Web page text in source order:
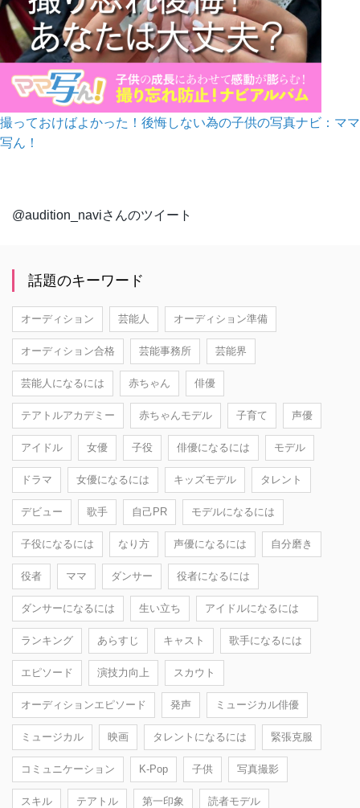
撮っておけばよかった！後悔しない為の子供の写真ナビ：ママ
写ん！
@audition_naviさんのツイート
話題のキーワード
オーディション 芸能人 オーディション準備
オーディション合格 芸能事務所 芸能界
芸能人になるには 赤ちゃん 俳優
テアトルアカデミー 赤ちゃんモデル 子育て 声優
アイドル 女優 子役 俳優になるには モデル
ドラマ 女優になるには キッズモデル タレント
デビュー 歌手 自己PR モデルになるには
子役になるには なり方 声優になるには 自分磨き
役者 ママ ダンサー 役者になるには
ダンサーになるには 生い立ち アイドルになるには
ランキング あらすじ キャスト 歌手になるには
エピソード 演技力向上 スカウト
オーディションエピソード 発声 ミュージカル俳優
ミュージカル 映画 タレントになるには 緊張克服
コミュニケーション K-Pop 子供 写真撮影
スキル テアトル 第一印象 読者モデル